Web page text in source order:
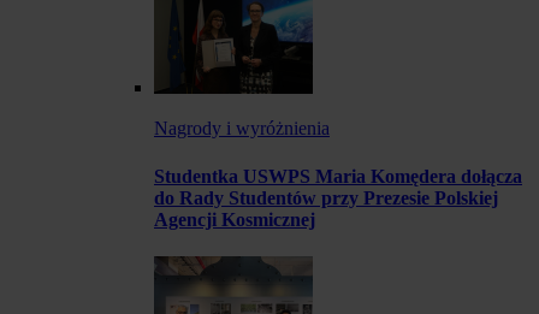
Nagrody i wyróżnienia
Studentka USWPS Maria Komędera dołącza
do Rady Studentów przy Prezesie Polskiej
Agencji Kosmicznej